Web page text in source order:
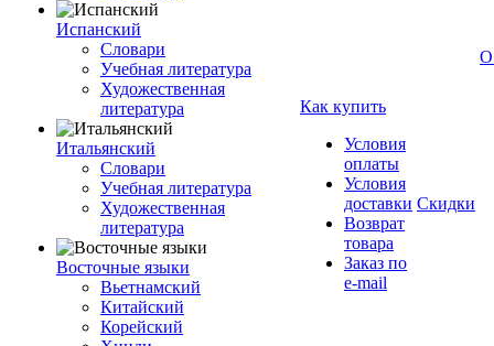
Испанский
Словари
Учебная литература
Художественная
литература
Итальянский
Словари
Учебная литература
Художественная
литература
Восточные языки
Вьетнамский
Китайский
Корейский
Как купить
Условия
оплаты
Условия
доставки
Возврат
товара
Заказ по
e-mail
Скидки
О